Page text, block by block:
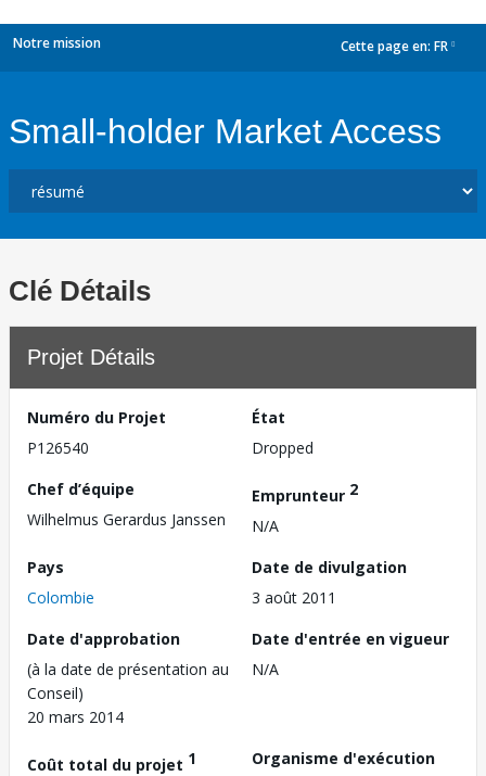
Notre mission Cette page en: FR
Small-holder Market Access
Clé Détails
Projet Détails
Numéro du Projet
P126540
État
Dropped
Chef d’équipe
Wilhelmus Gerardus Janssen
Emprunteur 2
N/A
Pays
Colombie
Date de divulgation
3 août 2011
Date d'approbation
(à la date de présentation au
Conseil)
20 mars 2014
Date d'entrée en vigueur
N/A
Coût total du projet 1
Organisme d'exécution